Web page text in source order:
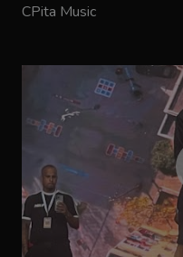
CPita Music